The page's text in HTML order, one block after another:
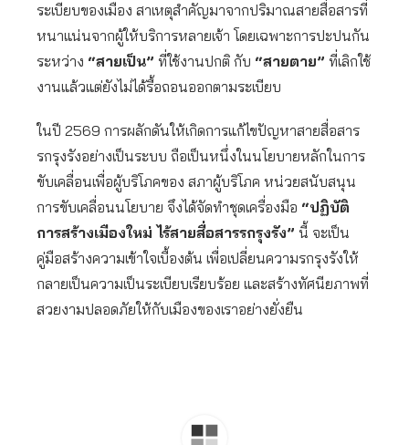
ระเบียบของเมือง สาเหตุสำคัญมาจากปริมาณสายสื่อสารที่
หนาแน่นจากผู้ให้บริการหลายเจ้า โดยเฉพาะการปะปนกัน
ระหว่าง “สายเป็น” ที่ใช้งานปกติ กับ “สายตาย” ที่เลิกใช้
งานแล้วแต่ยังไม่ได้รื้อถอนออกตามระเบียบ
ในปี 2569 การผลักดันให้เกิดการแก้ไขปัญหาสายสื่อสาร
รกรุงรังอย่างเป็นระบบ ถือเป็นหนึ่งในนโยบายหลักในการ
ขับเคลื่อนเพื่อผู้บริโภคของ สภาผู้บริโภค หน่วยสนับสนุน
การขับเคลื่อนนโยบาย จึงได้จัดทำชุดเครื่องมือ “ปฏิบัติ
การสร้างเมืองใหม่ ไร้สายสื่อสารรกรุงรัง” นี้ จะเป็น
คู่มือสร้างความเข้าใจเบื้องต้น เพื่อเปลี่ยนความรกรุงรังให้
กลายเป็นความเป็นระเบียบเรียบร้อย และสร้างทัศนียภาพที่
สวยงามปลอดภัยให้กับเมืองของเราอย่างยั่งยืน